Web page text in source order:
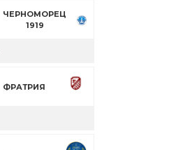
ЧЕРНОМОРЕЦ
1919
ФРАТРИЯ